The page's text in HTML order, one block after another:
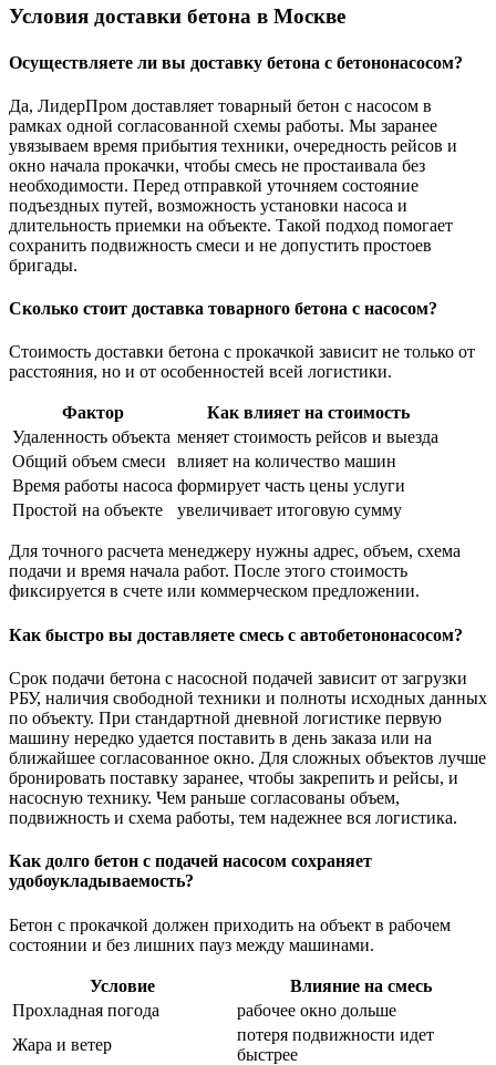
Условия доставки бетона в Москве
Осуществляете ли вы доставку бетона с бетононасосом?
Да, ЛидерПром доставляет товарный бетон с насосом в
рамках одной согласованной схемы работы. Мы заранее
увязываем время прибытия техники, очередность рейсов и
окно начала прокачки, чтобы смесь не простаивала без
необходимости. Перед отправкой уточняем состояние
подъездных путей, возможность установки насоса и
длительность приемки на объекте. Такой подход помогает
сохранить подвижность смеси и не допустить простоев
бригады.
Сколько стоит доставка товарного бетона с насосом?
Стоимость доставки бетона с прокачкой зависит не только от
расстояния, но и от особенностей всей логистики.
Фактор
Как влияет на стоимость
Удаленность объекта меняет стоимость рейсов и выезда
Общий объем смеси
влияет на количество машин
Время работы насоса формирует часть цены услуги
Простой на объекте
увеличивает итоговую сумму
Для точного расчета менеджеру нужны адрес, объем, схема
подачи и время начала работ. После этого стоимость
фиксируется в счете или коммерческом предложении.
Как быстро вы доставляете смесь с автобетононасосом?
Срок подачи бетона с насосной подачей зависит от загрузки
РБУ, наличия свободной техники и полноты исходных данных
по объекту. При стандартной дневной логистике первую
машину нередко удается поставить в день заказа или на
ближайшее согласованное окно. Для сложных объектов лучше
бронировать поставку заранее, чтобы закрепить и рейсы, и
насосную технику. Чем раньше согласованы объем,
подвижность и схема работы, тем надежнее вся логистика.
Как долго бетон с подачей насосом сохраняет
удобоукладываемость?
Бетон с прокачкой должен приходить на объект в рабочем
состоянии и без лишних пауз между машинами.
Условие
Влияние на смесь
Прохладная погода
рабочее окно дольше
Жара и ветер
потеря подвижности идет
быстрее